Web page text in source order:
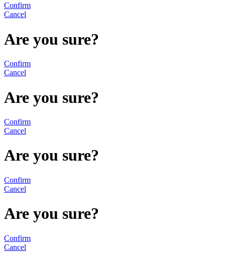
Confirm
Cancel
Are you sure?
Confirm
Cancel
Are you sure?
Confirm
Cancel
Are you sure?
Confirm
Cancel
Are you sure?
Confirm
Cancel